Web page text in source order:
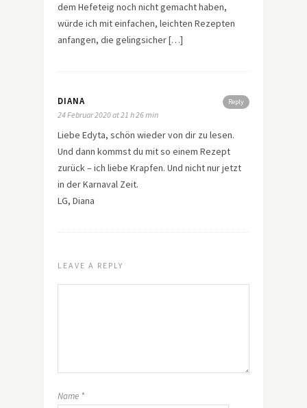
dem Hefeteig noch nicht gemacht haben,
würde ich mit einfachen, leichten Rezepten
anfangen, die gelingsicher […]
Reply
DIANA
24 Februar 2020 at 21 h 26 min
Liebe Edyta, schön wieder von dir zu lesen.
Und dann kommst du mit so einem Rezept
zurück – ich liebe Krapfen. Und nicht nur jetzt
in der Karnaval Zeit.
LG, Diana
LEAVE A REPLY
Name *